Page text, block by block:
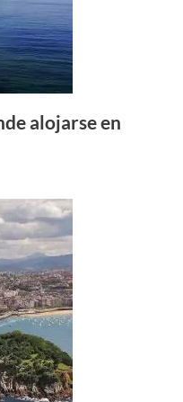
alojarse en